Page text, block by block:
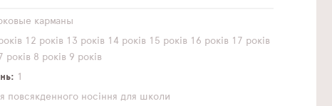
карманы
12 років 13 років 14 років 15 років 16 років 17 років
7 років 8 років 9 років
1
повсякденного носіння для школи